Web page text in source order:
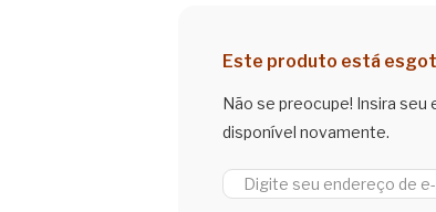
Este produto está
Não se preocupe! Insira
disponível novamente.